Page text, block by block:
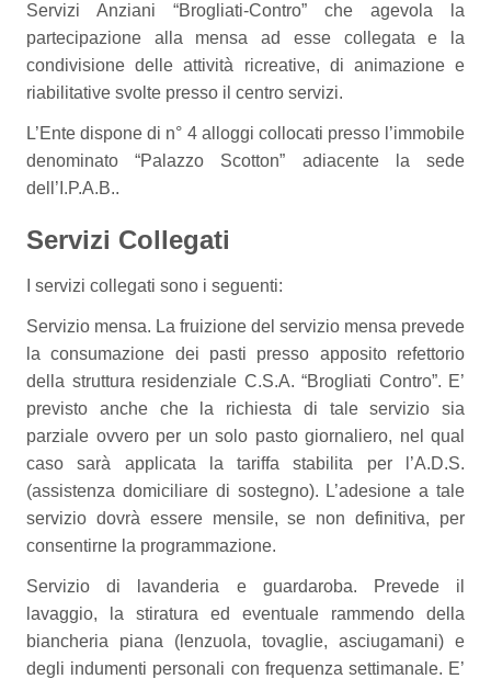
Servizi Anziani “Brogliati-Contro” che agevola la
partecipazione alla mensa ad esse collegata e la
condivisione delle attività ricreative, di animazione e
riabilitative svolte presso il centro servizi.
L’Ente dispone di n° 4 alloggi collocati presso l’immobile
denominato “Palazzo Scotton” adiacente la sede
dell’I.P.A.B..
Servizi Collegati
I servizi collegati sono i seguenti:
Servizio mensa. La fruizione del servizio mensa prevede
la consumazione dei pasti presso apposito refettorio
della struttura residenziale C.S.A. “Brogliati Contro”. E’
previsto anche che la richiesta di tale servizio sia
parziale ovvero per un solo pasto giornaliero, nel qual
caso sarà applicata la tariffa stabilita per l’A.D.S.
(assistenza domiciliare di sostegno). L’adesione a tale
servizio dovrà essere mensile, se non definitiva, per
consentirne la programmazione.
Servizio di lavanderia e guardaroba. Prevede il
lavaggio, la stiratura ed eventuale rammendo della
biancheria piana (lenzuola, tovaglie, asciugamani) e
degli indumenti personali con frequenza settimanale. E’